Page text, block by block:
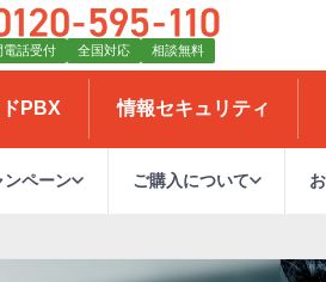
電話受付 全国対応 相談無料
PBX 情報セキュリティ
ンペーン ご購入について